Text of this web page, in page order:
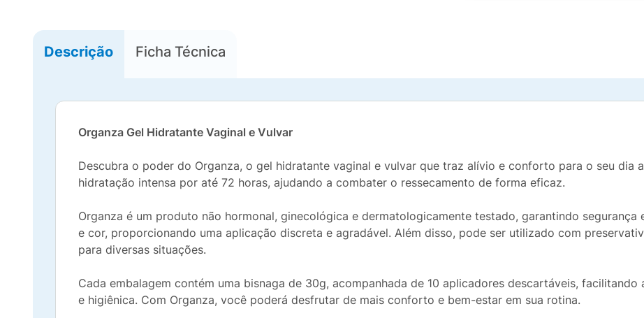
Descrição Ficha Técnica
Organza Gel Hidratante Vaginal e Vulvar
Descubra o poder do Organza, o gel hidratante vaginal e vulvar que traz alívio e conforto para o seu dia
hidratação intensa por até 72 horas, ajudando a combater o ressecamento de forma eficaz.
Organza é um produto não hormonal, ginecológica e dermatologicamente testado, garantindo
e cor, proporcionando uma aplicação discreta e agradável. Além disso, pode ser utilizado com
para diversas situações.
Cada embalagem contém uma bisnaga de 30g, acompanhada de 10 aplicadores descartáveis,
e higiênica. Com Organza, você poderá desfrutar de mais conforto e bem-estar em sua rotina.